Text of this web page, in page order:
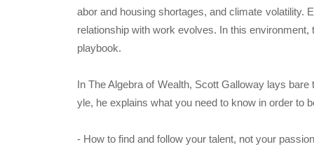
abor and housing shortages, and climate volatility.
relationship with work evolves. In this
playbook.
In The Algebra of Wealth, Scott Galloway lays
yle, he explains what you need to know in order to
- How to find and follow your talent, not your